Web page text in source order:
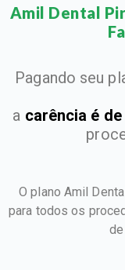
Amil Dental
Pagando seu
a carência é
O plano Amil
para todos os